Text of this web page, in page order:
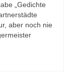
„Gedichte
aber noch nie